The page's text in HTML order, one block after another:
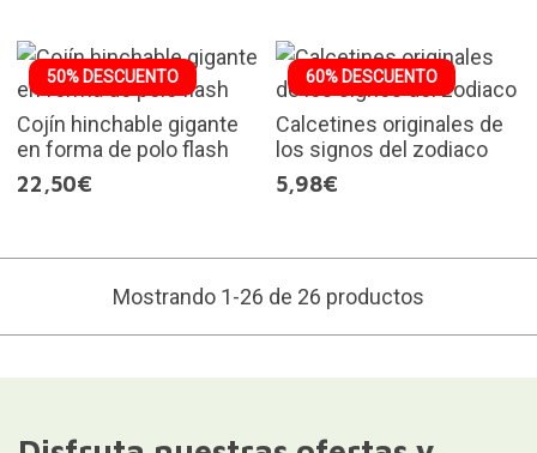
50% DESCUENTO
Cojín hinchable gigante
en forma de polo flash
22,50€
60% DESCUENTO
Calcetines originales de
los signos del zodiaco
5,98€
Mostrando 1-26 de 26 productos